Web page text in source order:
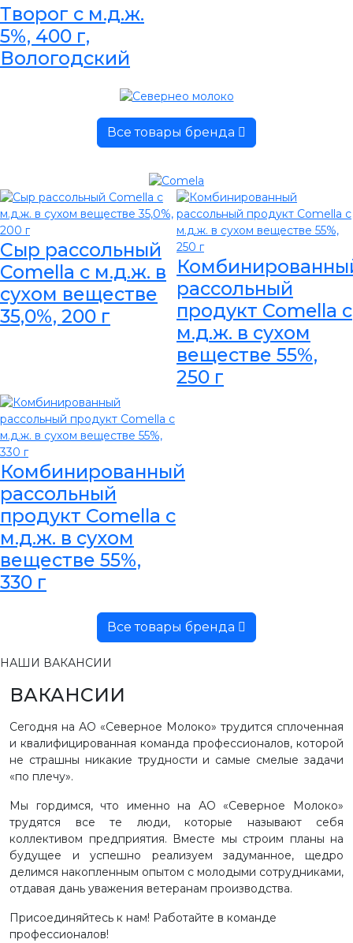
Творог с м.д.ж.
5%, 400 г,
Вологодский
Все товары бренда
Сыр рассольный
Comella с м.д.ж. в
сухом веществе
35,0%, 200 г
рассольный
продукт Comella с
м.д.ж. в сухом
веществе 55%,
250 г
Комбинированный
рассольный
продукт Comella с
м.д.ж. в сухом
веществе 55%,
330 г
Все товары бренда
НАШИ ВАКАНСИИ
ВАКАНСИИ
Сегодня на АО «Северное Молоко» трудится сплоченная
и квалифицированная команда профессионалов, которой
не страшны никакие трудности и самые смелые задачи
«по плечу».
Мы гордимся, что именно на АО «Северное Молоко»
трудятся все те люди, которые называют себя
коллективом предприятия. Вместе мы строим планы на
будущее и успешно реализуем задуманное, щедро
делимся накопленным опытом с молодыми сотрудниками,
отдавая дань уважения ветеранам производства.
Присоединяйтесь к нам! Работайте в команде
профессионалов!